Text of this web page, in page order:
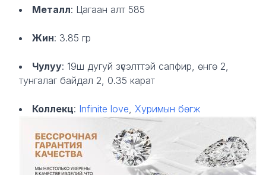
Металл: Цагаан алт 585
Жин: 3.85 гр
Чулуу: 19ш дугуй зүсэлттэй сапфир, өнгө 2,
тунгалаг байдал 2, 0.35 карат
Коллекц: Infinite love, Хуримын бөгж